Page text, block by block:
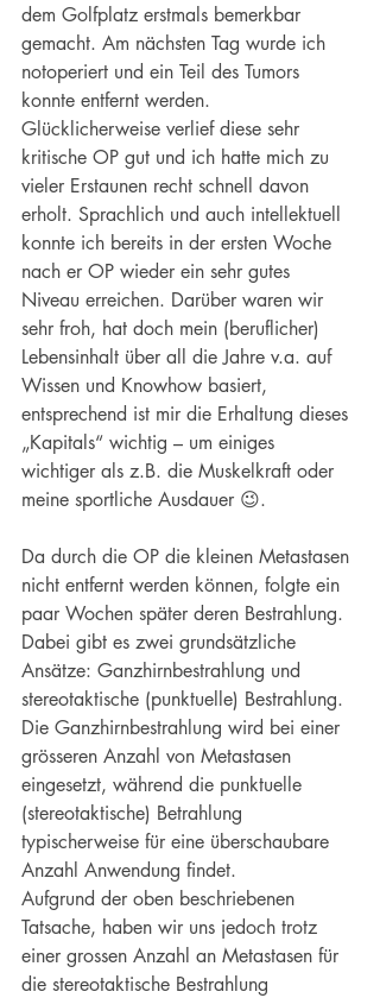
dem Golfplatz erstmals bemerkbar
gemacht. Am nächsten Tag wurde ich
notoperiert und ein Teil des Tumors
konnte entfernt werden.
Glücklicherweise verlief diese sehr
kritische OP gut und ich hatte mich zu
vieler Erstaunen recht schnell davon
erholt. Sprachlich und auch intellektuell
konnte ich bereits in der ersten Woche
nach er OP wieder ein sehr gutes
Niveau erreichen. Darüber waren wir
sehr froh, hat doch mein (beruflicher)
Lebensinhalt über all die Jahre v.a. auf
Wissen und Knowhow basiert,
entsprechend ist mir die Erhaltung dieses
„Kapitals“ wichtig – um einiges
wichtiger als z.B. die Muskelkraft oder
meine sportliche Ausdauer 😉.
Da durch die OP die kleinen Metastasen
nicht entfernt werden können, folgte ein
paar Wochen später deren Bestrahlung.
Dabei gibt es zwei grundsätzliche
Ansätze: Ganzhirnbestrahlung und
stereotaktische (punktuelle) Bestrahlung.
Die Ganzhirnbestrahlung wird bei einer
grösseren Anzahl von Metastasen
eingesetzt, während die punktuelle
(stereotaktische) Betrahlung
typischerweise für eine überschaubare
Anzahl Anwendung findet.
Aufgrund der oben beschriebenen
Tatsache, haben wir uns jedoch trotz
einer grossen Anzahl an Metastasen für
die stereotaktische Bestrahlung